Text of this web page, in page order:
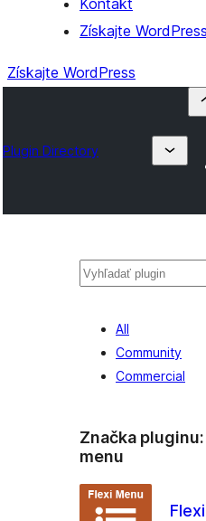
Kontakt
Získajte WordPress
Získajte WordPress
Plugin Directory
Hľadať
All
Community
Commercial
Značka pluginu:
menu